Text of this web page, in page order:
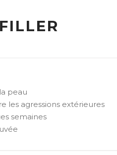
peau
les agressions extérieures
semaines